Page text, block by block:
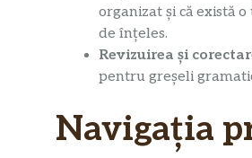
organizat și că există
de înțeles.
Revizuirea și
pentru greșeli
Navigația